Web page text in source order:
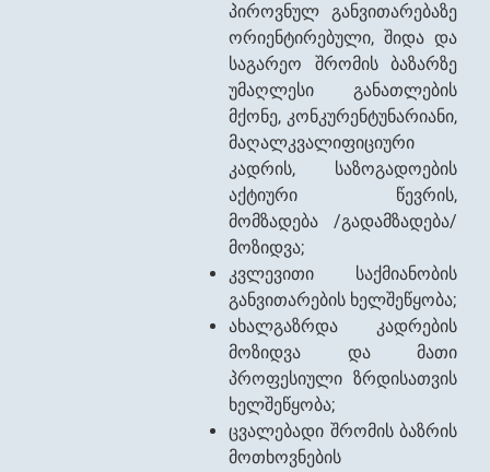
პიროვნულ განვითარებაზე
ორიენტირებული, შიდა და
საგარეო შრომის ბაზარზე
უმაღლესი განათლების
მქონე, კონკურენტუნარიანი,
მაღალკვალიფიციური
კადრის, საზოგადოების
აქტიური წევრის,
მომზადება /გადამზადება/
მოზიდვა;
კვლევითი საქმიანობის
განვითარების ხელშეწყობა;
ახალგაზრდა კადრების
მოზიდვა და მათი
პროფესიული ზრდისათვის
ხელშეწყობა;
ცვალებადი შრომის ბაზრის
მოთხოვნების